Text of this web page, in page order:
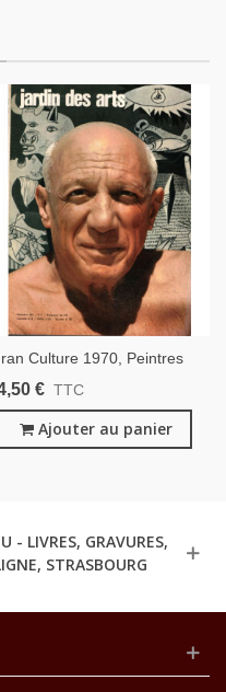
Culture 1970, Peintres
Italiens Tiepelo, Picasso,
Jardin Des Arts N°204 Mars
-,
€ TTC
Ajouter au panier
- LIVRES, GRAVURES,
STRASBOURG